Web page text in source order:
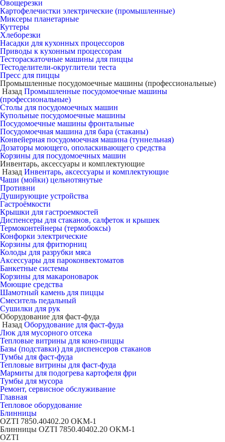
Овощерезки
Картофелечистки электрические (промышленные)
Миксеры планетарные
Куттеры
Хлеборезки
Насадки для кухонных процессоров
Приводы к кухонным процессорам
Тестораскаточные машины для пиццы
Тестоделители-округлители теста
Пресс для пиццы
Промышленные посудомоечные машины (профессиональные)
Назад Промышленные посудомоечные машины
(профессиональные)
Столы для посудомоечных машин
Купольные посудомоечные машины
Посудомоечные машины фронтальные
Посудомоечная машина для бара (стаканы)
Конвейерная посудомоечная машина (туннельная)
Дозаторы моющего, ополаскивающего средства
Корзины для посудомоечных машин
Инвентарь, аксессуары и комплектующие
Назад Инвентарь, аксессуары и комплектующие
Чаши (мойки) цельнотянутые
Противни
Душирующие устройства
Гастроёмкости
Крышки для гастроемкостей
Диспенсеры для стаканов, салфеток и крышек
Термоконтейнеры (термобоксы)
Конфорки электрические
Корзины для фритюрниц
Колоды для разрубки мяса
Аксессуары для пароконвектоматов
Банкетные системы
Корзины для макароноварок
Моющие средства
Шамотный камень для пиццы
Смеситель педальный
Сушилки для рук
Оборудование для фаст-фуда
Назад Оборудование для фаст-фуда
Люк для мусорного отсека
Тепловые витрины для коно-пиццы
Базы (подставки) для диспенсеров стаканов
Тумбы для фаст-фуда
Тепловые витрины для фаст-фуда
Мармиты для подогрева картофеля фри
Тумбы для мусора
Ремонт, сервисное обслуживание
Главная
Тепловое оборудование
Блинницы
OZTI 7850.40402.20 OKM-1
Блинницы OZTI 7850.40402.20 OKM-1
OZTI